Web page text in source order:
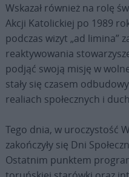
Wskazał również na rolę
Akcji Katolickiej po 1989
podczas wizyt „ad limina”
reaktywowania
podjąć swoją misję w
stały się czasem
realiach społecznych i
Tego dnia, w uroczystość
zakończyły się Dni
Ostatnim punktem